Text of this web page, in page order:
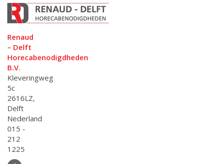
Renaud
– Delft
Horecabenodigdheden
B.V.
Kleveringweg
5c
2616LZ,
Delft
Nederland
015 -
212
1225